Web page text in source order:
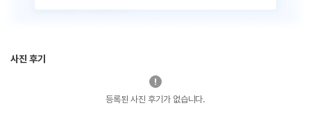
사진 후기
등록된 사진 후기가 없습니다.